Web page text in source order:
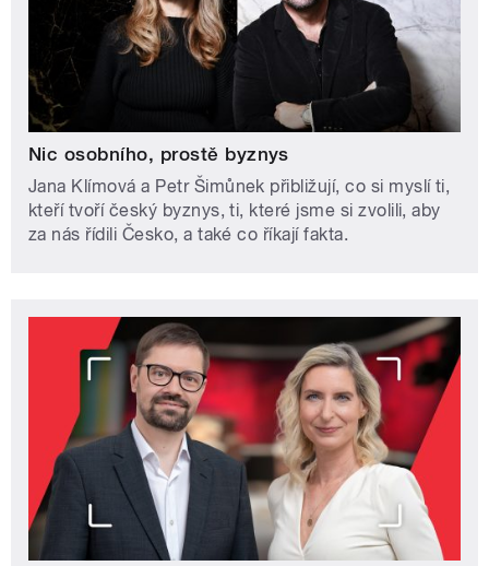
Nic osobního, prostě byznys
Jana Klímová a Petr Šimůnek přibližují, co si myslí ti,
kteří tvoří český byznys, ti, které jsme si zvolili, aby
za nás řídili Česko, a také co říkají fakta.